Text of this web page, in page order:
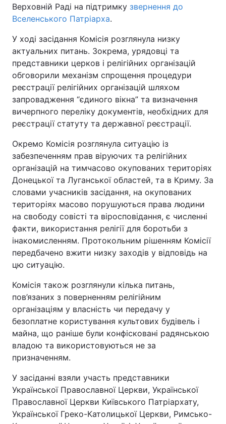
Інтерв'ю Думки
Архів Вакансії
Контакти
ПОСЛУГИ
Реклама на сайті Фотобанк
Моніторинг Пресцентр
Верховній Раді на підтримку звернення до
Вселенського Патріарха.
У ході засідання Комісія розглянула низку
актуальних питань. Зокрема, урядовці та
представники церков і релігійних організацій
обговорили механізм спрощення процедури
реєстрації релігійних організацій шляхом
запровадження “єдиного вікна” та визначення
вичерпного переліку документів, необхідних для
реєстрації статуту та державної реєстрації.
Окремо Комісія розглянула ситуацію із
забезпеченням прав віруючих та релігійних
організацій на тимчасово окупованих територіях
Донецької та Луганської областей, та в Криму. За
словами учасників засідання, на окупованих
територіях масово порушуються права людини
на свободу совісті та віросповідання, є численні
факти, використання релігії для боротьби з
інакомисленням. Протокольним рішенням Комісії
передбачено вжити низку заходів у відповідь на
цю ситуацію.
Комісія також розглянули кілька питань,
пов’язаних з поверненням релігійним
організаціям у власність чи передачу у
безоплатне користування культових будівель і
майна, що раніше були конфісковані радянською
владою та використовуються не за
призначенням.
У засіданні взяли участь представники
Української Православної Церкви, Української
Православної Церкви Київського Патріархату,
Української Греко-Католицької Церкви, Римсько-